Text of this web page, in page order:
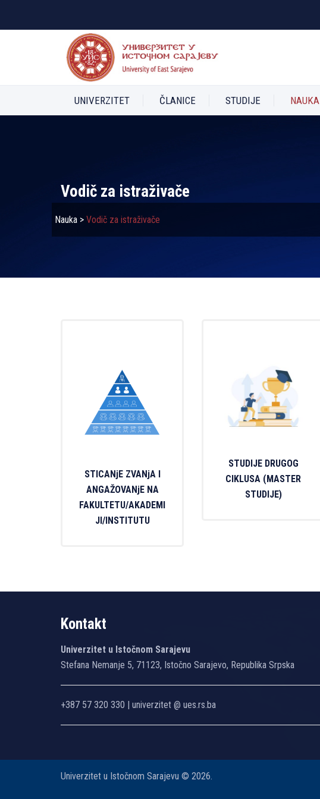
UNIVERZITET ČLANICE STUDIJE NAUKA
Vodič za istraživače
Nauka > Vodič za istraživače
STICANjE ZVANjA I
ANGAŽOVANjE NA
FAKULTETU/AKADEMI
JI/INSTITUTU
STUDIJE DRUGOG
CIKLUSA (MASTER
STUDIJE)
Kontakt
Univerzitet u Istočnom Sarajevu
Stefana Nemanje 5, 71123, Istočno Sarajevo, Republika Srpska
+387 57 320 330 | univerzitet @ ues.rs.ba
Univerzitet u Istočnom Sarajevu © 2026.